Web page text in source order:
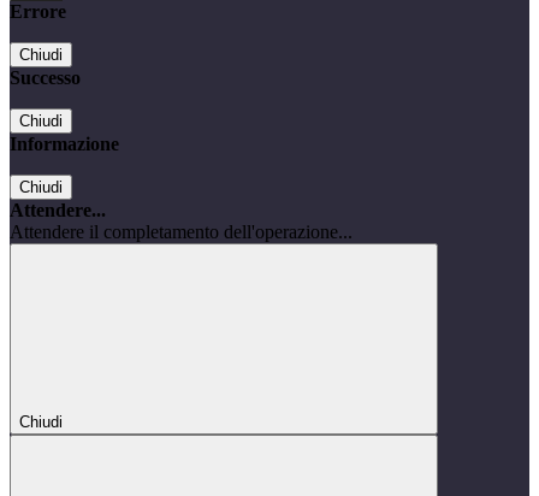
Errore
Chiudi
Successo
Chiudi
Informazione
Chiudi
Attendere...
Attendere il completamento dell'operazione...
Chiudi